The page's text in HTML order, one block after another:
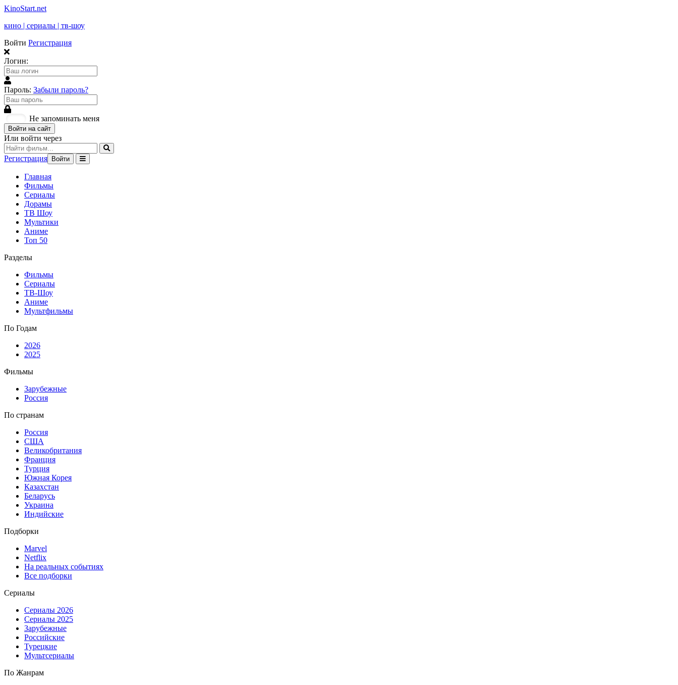
KinoStart.net
кино | сериалы | тв-шоу
Войти Регистрация
Логин:
Пароль: Забыли пароль?
Не запоминать меня
Войти на сайт
Или войти через
Регистрация Войти
Главная
Фильмы
Сериалы
Дорамы
ТВ Шоу
Мультики
Аниме
Топ 50
Разделы
Фильмы
Сериалы
ТВ-Шоу
Аниме
Мультфильмы
По Годам
2026
2025
Фильмы
Зарубежные
Россия
По странам
Россия
США
Великобритания
Франция
Турция
Южная Корея
Казахстан
Беларусь
Украина
Индийские
Подборки
Marvel
Netflix
На реальных событиях
Все подборки
Сериалы
Сериалы 2026
Сериалы 2025
Зарубежные
Российские
Турецкие
Мультсериалы
По Жанрам